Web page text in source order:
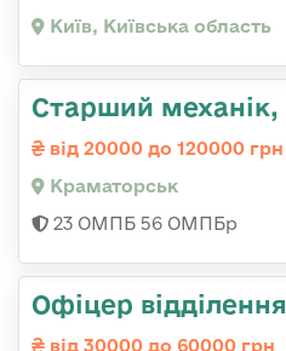
Київ, Київська область
Старший механік,
від 20000 до 120000 грн
Краматорськ
23 ОМПБ 56 ОМПБр
Офіцер
від 30000 до 60000 грн